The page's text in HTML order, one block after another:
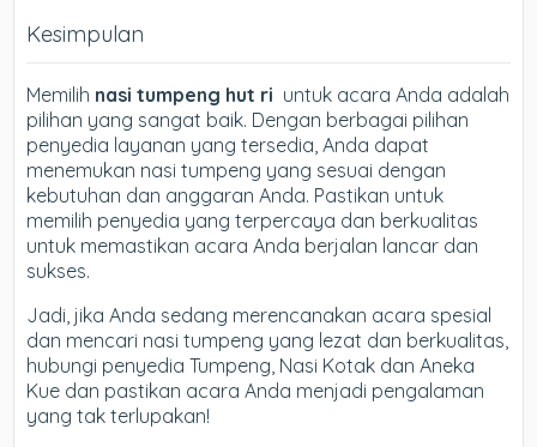
Kesimpulan
Memilih nasi tumpeng hut ri untuk acara Anda adalah
pilihan yang sangat baik. Dengan berbagai pilihan
penyedia layanan yang tersedia, Anda dapat
menemukan nasi tumpeng yang sesuai dengan
kebutuhan dan anggaran Anda. Pastikan untuk
memilih penyedia yang terpercaya dan berkualitas
untuk memastikan acara Anda berjalan lancar dan
sukses.
Jadi, jika Anda sedang merencanakan acara spesial
dan mencari nasi tumpeng yang lezat dan berkualitas,
hubungi penyedia Tumpeng, Nasi Kotak dan Aneka
Kue dan pastikan acara Anda menjadi pengalaman
yang tak terlupakan!